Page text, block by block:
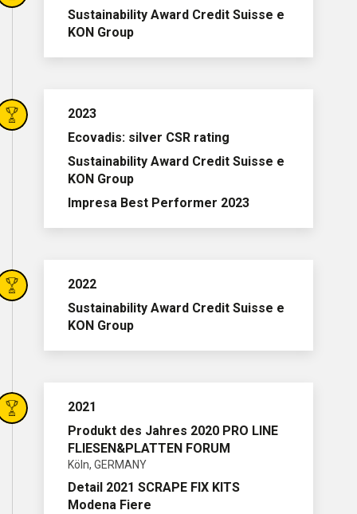
Sustainability Award Credit Suisse e
KON Group
2023
Ecovadis: silver CSR rating
Sustainability Award Credit Suisse e
KON Group
Impresa Best Performer 2023
2022
Sustainability Award Credit Suisse e
KON Group
2021
Produkt des Jahres 2020 PRO LINE
FLIESEN&PLATTEN FORUM
Köln, GERMANY
Detail 2021 SCRAPE FIX KITS
Modena Fiere